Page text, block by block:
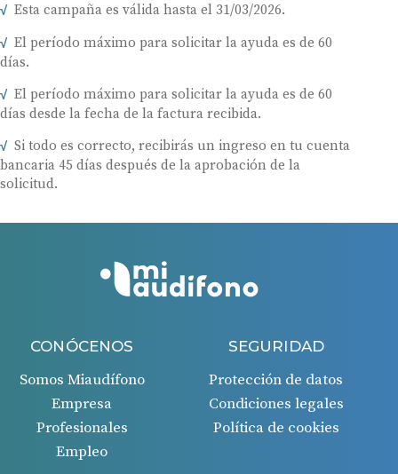
Esta campaña es válida hasta el 31/03/2026.
El período máximo para solicitar la ayuda es de 60
días.
El período máximo para solicitar la ayuda es de 60
días desde la fecha de la factura recibida.
Si todo es correcto, recibirás un ingreso en tu cuenta
bancaria 45 días después de la aprobación de la
solicitud.
CONÓCENOS
Somos Miaudífono
Empresa
Profesionales
Empleo
SEGURIDAD
Protección de datos
Condiciones legales
Política de cookies